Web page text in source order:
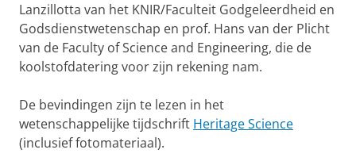
Lanzillotta van het KNIR/Faculteit Godgeleerdheid en
Godsdienstwetenschap en prof. Hans van der Plicht
van de Faculty of Science and Engineering, die de
koolstofdatering voor zijn rekening nam.
De bevindingen zijn te lezen in het
wetenschappelijke tijdschrift Heritage Science
(inclusief fotomateriaal).